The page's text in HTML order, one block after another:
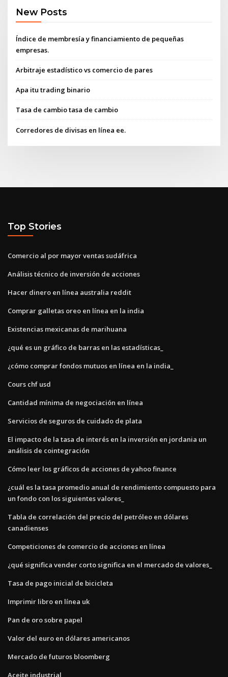
New Posts
Índice de membresía y financiamiento de pequeñas
empresas.
Arbitraje estadístico vs comercio de pares
Apa itu trading binario
Tasa de cambio tasa de cambio
Corredores de divisas en línea ee.
Top Stories
Comercio al por mayor ventas sudáfrica
Análisis técnico de inversión de acciones
Hacer dinero en línea australia reddit
Comprar galletas oreo en línea en la india
Existencias mexicanas de marihuana
¿qué es un gráfico de barras en las estadísticas_
¿cómo comprar fondos mutuos en línea en la india_
Cours chf usd
Cantidad mínima de negociación en línea
Servicios de seguros de cuidado de plata
El impacto de la tasa de interés en la inversión en jordania un
análisis de cointegración
Cómo leer los gráficos de acciones de yahoo finance
¿cuál es la tasa promedio anual de rendimiento compuesto para
un fondo con los siguientes valores_
Tabla de correlación del precio del petróleo en dólares
canadienses
Competiciones de comercio de acciones en línea
¿qué significa vender corto significa en el mercado de valores_
Tasa de pago inicial de bicicleta
Imprimir libro en línea uk
Pan de oro sobre papel
Valor del euro en dólares americanos
Mercado de futuros bloomberg
Aceite industrial